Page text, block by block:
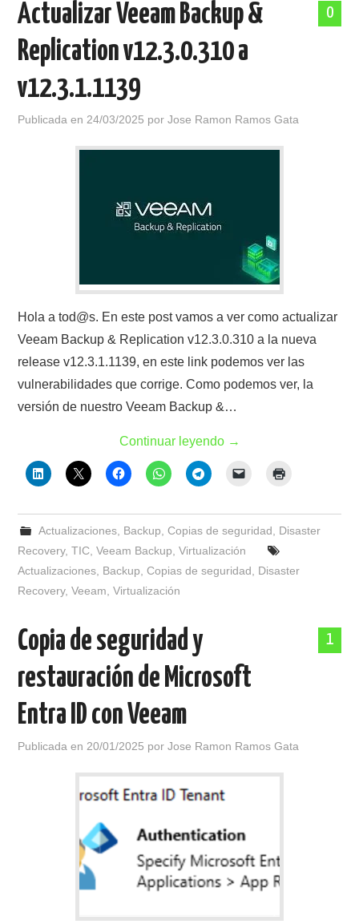
POLÍTICA DE PRIVACIDAD
0
Actualizar Veeam Backup &
Replication v12.3.0.310 a
v12.3.1.1139
Publicada en 24/03/2025 porJose Ramon Ramos Gata
Hola a tod@s. En este post vamos a ver como actualizar
Veeam Backup & Replication v12.3.0.310 a la nueva
release v12.3.1.1139, en este link podemos ver las
vulnerabilidades que corrige. Como podemos ver, la
versión de nuestro Veeam Backup &…
Continuar leyendo →
Actualizaciones, Backup Copias de seguridad
Disaster
Recovery,TIC ,Veeam Backup ,Virtualización
Actualizaciones Backup ,Copias de seguridad
Disaster
Recovery,Veeam ,Virtualización
1
Copia de seguridad y
restauración de Microsoft
Entra ID con Veeam
Publicada en 20/01/2025 porJose Ramon Ramos Gata